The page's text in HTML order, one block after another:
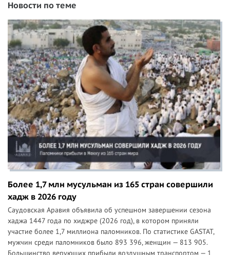
Новости по теме
Более 1,7 млн мусульман из 165 стран совершили
хадж в 2026 году
Саудовская Аравия объявила об успешном завершении сезона
хаджа 1447 года по хиджре (2026 год), в котором приняли
участие более 1,7 миллиона паломников. По статистике GASTAT,
мужчин среди паломников было 893 396, женщин — 813 905.
Большинство верующих прибыли воздушным транспортом — 1